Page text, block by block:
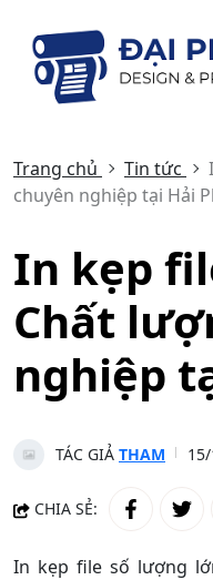
Trang chủ Tin tức
chuyên nghiệp tại Hải
In kẹp
Chất
nghiệp
TÁC GIẢ THAM
CHIA SẺ:
In kẹp file số lượng